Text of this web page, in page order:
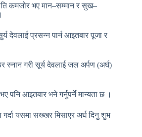
कमजोर भए मान–सम्मान र सुख–
देवलाई प्रसन्न पार्न आइतबार पूजा र
स्नान गरी सूर्य देवलाई जल अर्पण (अर्घ)
पनि आइतबार भने गर्नुपर्ने मान्यता छ ।
यसमा सख्खर मिसाएर अर्घ दिनु शुभ